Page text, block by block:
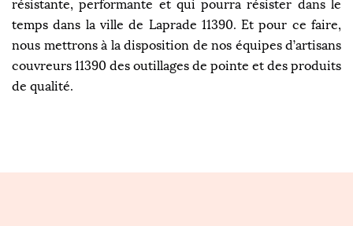
résistante, performante et qui pourra résister dans le
temps dans la ville de Laprade 11390. Et pour ce faire,
nous mettrons à la disposition de nos équipes d’artisans
couvreurs 11390 des outillages de pointe et des produits
de qualité.